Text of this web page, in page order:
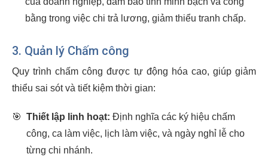
bằng trong việc chi trả lương, giảm thiểu tranh chấp.
3. Quản lý Chấm công
Quy trình chấm công được tự động hóa cao, giúp giảm
thiểu sai sót và tiết kiệm thời gian:
🎯 Thiết lập linh hoạt: Định nghĩa các ký hiệu chấm
công, ca làm việc, lịch làm việc, và ngày nghỉ lễ cho
từng chi nhánh.